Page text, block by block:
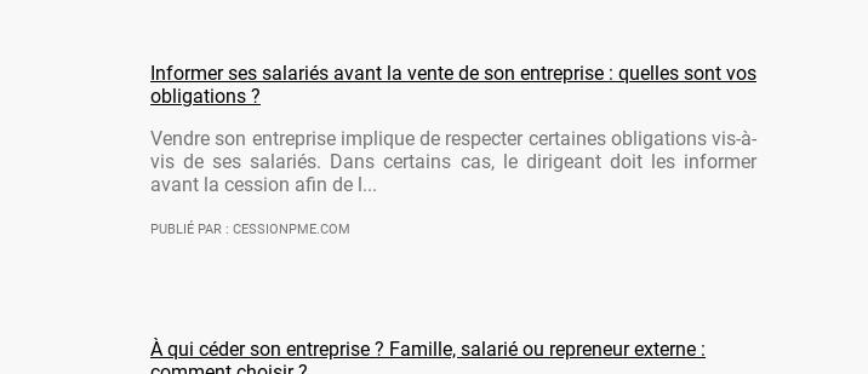
Informer ses salariés avant la vente de son entreprise : quelles sont vos
obligations ?
Vendre son entreprise implique de respecter certaines obligations vis-à-
vis de ses salariés. Dans certains cas, le dirigeant doit les informer
avant la cession afin de l...
PUBLIÉ PAR : CESSIONPME.COM
À qui céder son entreprise ? Famille, salarié ou repreneur externe :